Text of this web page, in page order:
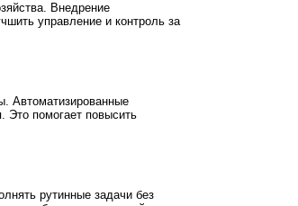
Внедрение
управление и контроль за
Автоматизированные
Это помогает повысить
рутинные задачи без